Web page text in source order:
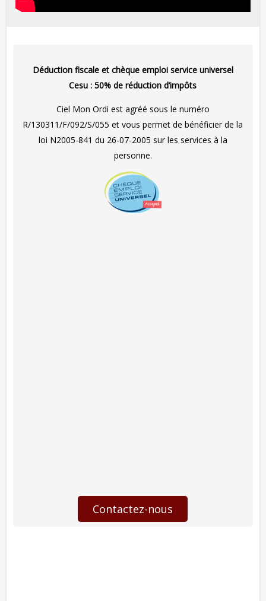
Déduction fiscale et chèque emploi service universel
Cesu :50% de réduction d’impôts
Ciel Mon Ordi est agréé sous le numéro
R/130311/F/092/S/055 et vous permet de bénéficier de la
loi N2005-841 du 26-07-2005 sur les services à la
personne.
Contactez-nous